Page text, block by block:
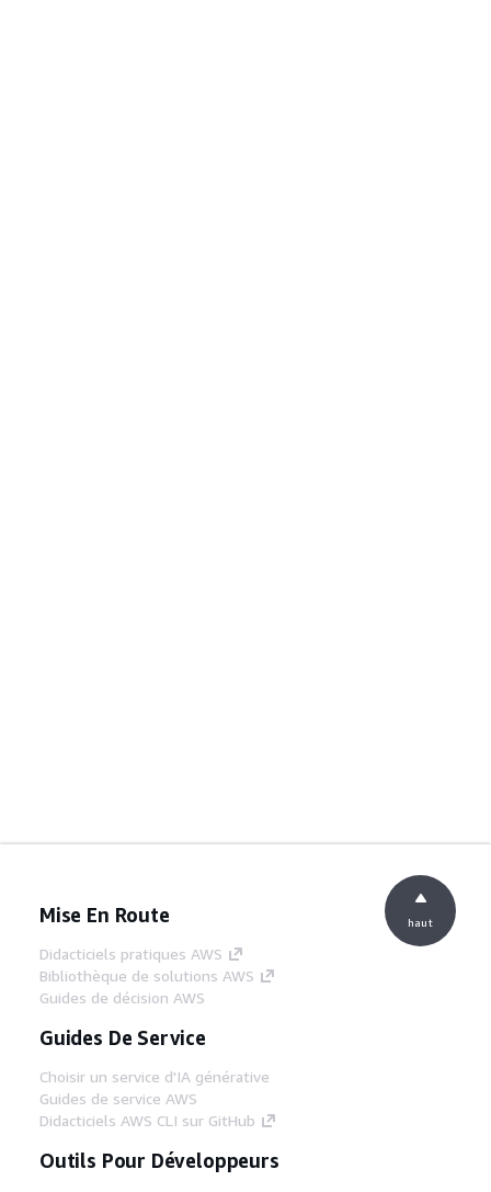
Mise En Route
Didacticiels pratiques AWS
Bibliothèque de solutions AWS
Guides de décision AWS
Guides De Service
Choisir un service d'IA générative
Guides de service AWS
Didacticiels AWS CLI sur GitHub
Outils Pour Développeurs
haut